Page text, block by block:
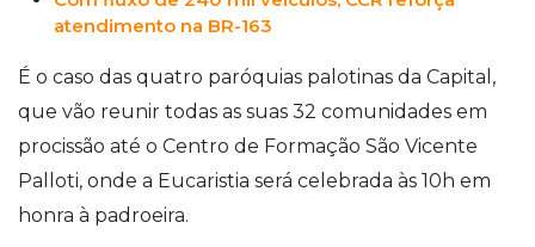
atendimento na BR-163
É o caso das quatro paróquias palotinas da Capital,
que vão reunir todas as suas 32 comunidades em
procissão até o Centro de Formação São Vicente
Palloti, onde a Eucaristia será celebrada às 10h em
honra à padroeira.